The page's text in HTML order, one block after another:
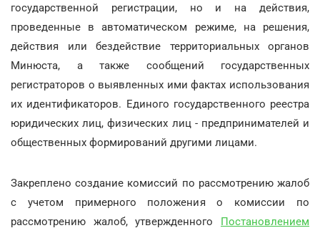
государственной регистрации, но и на действия,
проведенные в автоматическом режиме, на решения,
действия или бездействие территориальных органов
Минюста, а также сообщений государственных
регистраторов о выявленных ими фактах использования
их идентификаторов. Единого государственного реестра
юридических лиц, физических лиц - предпринимателей и
общественных формирований другими лицами.
Закреплено создание комиссий по рассмотрению жалоб
с учетом примерного положения о комиссии по
рассмотрению жалоб, утвержденного Постановлением